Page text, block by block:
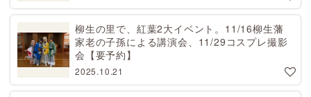
柳生の里で、紅葉2大イベント。11/16柳生藩
家老の子孫による講演会、11/29コスプレ撮影
会【要予約】
2025.10.21